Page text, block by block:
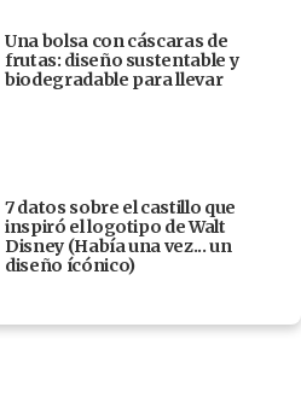
Una bolsa con cáscaras de
frutas: diseño sustentable y
biodegradable para llevar
7 datos sobre el castillo que
inspiró el logotipo de Walt
Disney (Había una vez... un
diseño ícónico)